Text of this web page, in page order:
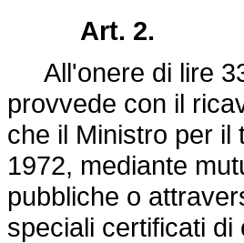
Art. 2.
All'onere di lire
provvede con il
che il Ministro per il
1972, mediante
pubbliche o
speciali certificati di